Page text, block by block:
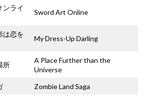
ンライ
Sword Art Online
は恋を
My Dress-Up Darling
所
A Place Further than the
Universe
Zombie Land Saga